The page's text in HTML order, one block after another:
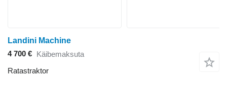
Landini Machine
4 700 €
Käibemaksuta
Ratastraktor